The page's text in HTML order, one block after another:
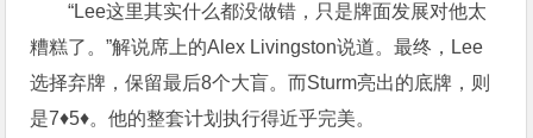
“Lee这里其实什么都没做错，只是牌面发展对他太
糟糕了。”解说席上的Alex Livingston说道。最终，Lee
选择弃牌，保留最后8个大盲。而Sturm亮出的底牌，则
是7♦5♦。他的整套计划执行得近乎完美。